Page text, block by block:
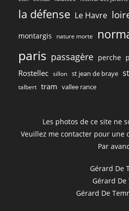
la défense Le Havre
montargis nature morte
paris passagère perche
Rostellec sillon st jean de braye
talbert tram vallee rance
Les photos de ce site ne
Veuillez me contacter pour une
Par
Gérard De
Gérard
Gérard De